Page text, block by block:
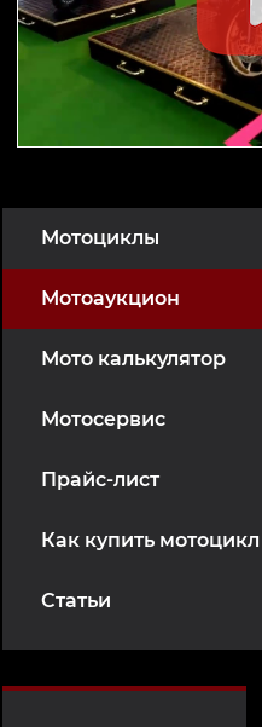
Мотоциклы
Мотоаукцион
Мото калькулятор
Мотосервис
Прайс-лист
Как купить мотоцикл
Статьи